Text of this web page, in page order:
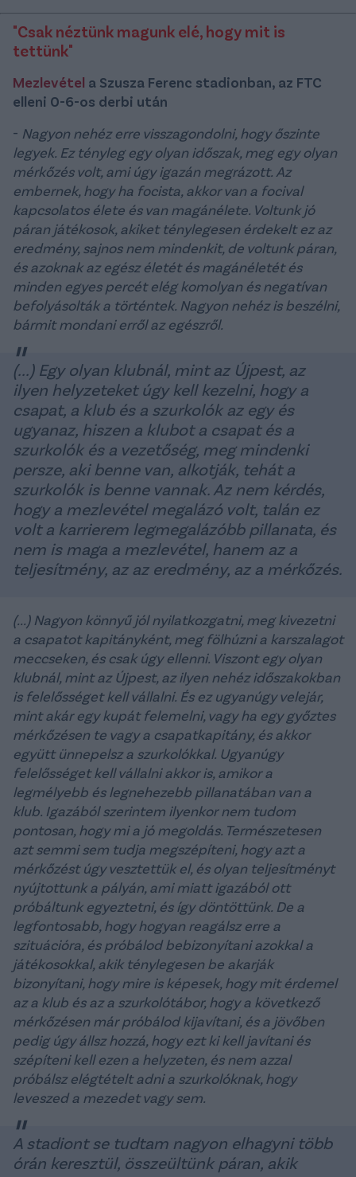
"Csak néztünk magunk elé, hogy mit is
tettünk"
Mezlevétel a Szusza Ferenc stadionban, az FTC
elleni 0-6-os derbi után
- Nagyon nehéz erre visszagondolni, hogy őszinte
legyek. Ez tényleg egy olyan időszak, meg egy olyan
mérkőzés volt, ami úgy igazán megrázott. Az
embernek, hogy ha focista, akkor van a focival
kapcsolatos élete és van magánélete. Voltunk jó
páran játékosok, akiket ténylegesen érdekelt ez az
eredmény, sajnos nem mindenkit, de voltunk páran,
és azoknak az egész életét és magánéletét és
minden egyes percét elég komolyan és negatívan
befolyásolták a történtek. Nagyon nehéz is beszélni,
bármit mondani erről az egészről.
(...) Egy olyan klubnál, mint az Újpest, az
ilyen helyzeteket úgy kell kezelni, hogy a
csapat, a klub és a szurkolók az egy és
ugyanaz, hiszen a klubot a csapat és a
szurkolók és a vezetőség, meg mindenki
persze, aki benne van, alkotják, tehát a
szurkolók is benne vannak. Az nem kérdés,
hogy a mezlevétel megalázó volt, talán ez
volt a karrierem legmegalázóbb pillanata, és
nem is maga a mezlevétel, hanem az a
teljesítmény, az az eredmény, az a mérkőzés.
(...) Nagyon könnyű jól nyilatkozgatni, meg kivezetni
a csapatot kapitányként, meg fölhúzni a karszalagot
meccseken, és csak úgy ellenni. Viszont egy olyan
klubnál, mint az Újpest, az ilyen nehéz időszakokban
is felelősséget kell vállalni. És ez ugyanúgy velejár,
mint akár egy kupát felemelni, vagy ha egy győztes
mérkőzésen te vagy a csapatkapitány, és akkor
együtt ünnepelsz a szurkolókkal. Ugyanúgy
felelősséget kell vállalni akkor is, amikor a
legmélyebb és legnehezebb pillanatában van a
klub. Igazából szerintem ilyenkor nem tudom
pontosan, hogy mi a jó megoldás. Természetesen
azt semmi sem tudja megszépíteni, hogy azt a
mérkőzést úgy vesztettük el, és olyan teljesítményt
nyújtottunk a pályán, ami miatt igazából ott
próbáltunk egyeztetni, és így döntöttünk. De a
legfontosabb, hogy hogyan reagálsz erre a
szituációra, és próbálod bebizonyítani azokkal a
játékosokkal, akik ténylegesen be akarják
bizonyítani, hogy mire is képesek, hogy mit érdemel
az a klub és az a szurkolótábor, hogy a következő
mérkőzésen már próbálod kijavítani, és a jövőben
pedig úgy állsz hozzá, hogy ezt ki kell javítani és
szépíteni kell ezen a helyzeten, és nem azzal
próbálsz elégtételt adni a szurkolóknak, hogy
leveszed a mezedet vagy sem.
A stadiont se tudtam nagyon elhagyni több
órán keresztül, összeültünk páran, akik